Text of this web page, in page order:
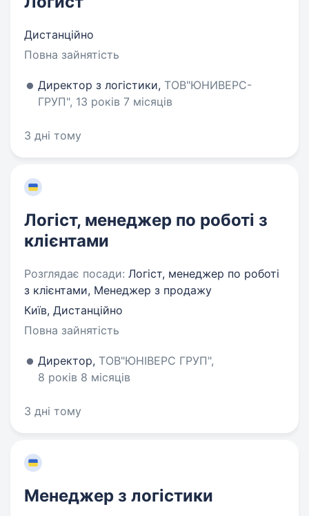
Дистанційно
Повна зайнятість
Директор з логістики, ТОВ"ЮНИВЕРС-
ГРУП", 13 років 7 місяців
3 дні тому
Логіст, менеджер по роботі з
клієнтами
Розглядає посади: Логіст, менеджер по роботі
з клієнтами, Менеджер з продажу
Київ, Дистанційно
Повна зайнятість
Директор, ТОВ"ЮНІВЕРС ГРУП",
8 років 8 місяців
3 дні тому
Менеджер з логістики